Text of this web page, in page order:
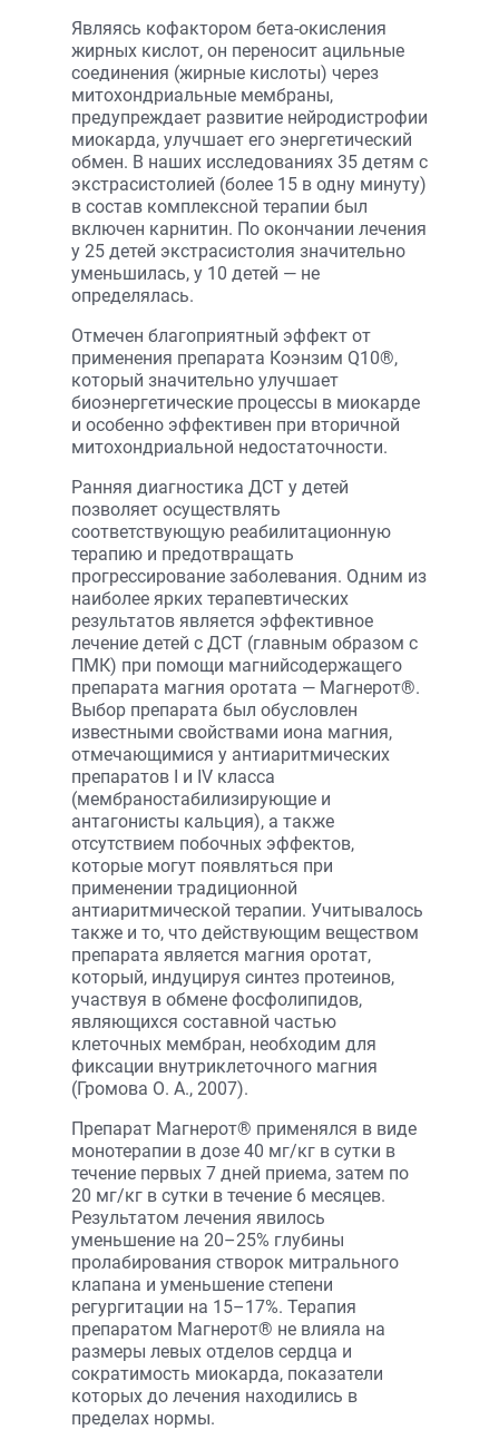
Являясь кофактором бета-окисления
жирных кислот, он переносит ацильные
соединения (жирные кислоты) через
митохондриальные мембраны,
предупреждает развитие нейродистрофии
миокарда, улучшает его энергетический
обмен. В наших исследованиях 35 детям с
экстрасистолией (более 15 в одну минуту)
в состав комплексной терапии был
включен карнитин. По окончании лечения
у 25 детей экстрасистолия значительно
уменьшилась, у 10 детей — не
определялась.
Отмечен благоприятный эффект от
применения препарата Коэнзим Q10®,
который значительно улучшает
биоэнергетические процессы в миокарде
и особенно эффективен при вторичной
митохондриальной недостаточности.
Ранняя диагностика ДСТ у детей
позволяет осуществлять
соответствующую реабилитационную
терапию и предотвращать
прогрессирование заболевания. Одним из
наиболее ярких терапевтических
результатов является эффективное
лечение детей с ДСТ (главным образом с
ПМК) при помощи магнийсодержащего
препарата магния оротата — Магнерот®.
Выбор препарата был обусловлен
известными свойствами иона магния,
отмечающимися у антиаритмических
препаратов I и IV класса
(мембраностабилизирующие и
антагонисты кальция), а также
отсутствием побочных эффектов,
которые могут появляться при
применении традиционной
антиаритмической терапии. Учитывалось
также и то, что действующим веществом
препарата является магния оротат,
который, индуцируя синтез протеинов,
участвуя в обмене фосфолипидов,
являющихся составной частью
клеточных мембран, необходим для
фиксации внутриклеточного магния
(Громова О. А., 2007).
Препарат Магнерот® применялся в виде
монотерапии в дозе 40 мг/кг в сутки в
течение первых 7 дней приема, затем по
20 мг/кг в сутки в течение 6 месяцев.
Результатом лечения явилось
уменьшение на 20–25% глубины
пролабирования створок митрального
клапана и уменьшение степени
регургитации на 15–17%. Терапия
препаратом Магнерот® не влияла на
размеры левых отделов сердца и
сократимость миокарда, показатели
которых до лечения находились в
пределах нормы.